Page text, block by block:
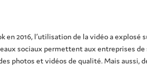
2016, l’utilisation de la vidéo a
sociaux permettent aux entreprises
photos et vidéos de qualité. Mais aussi,